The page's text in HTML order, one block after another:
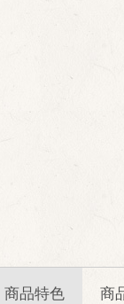
商品特色 商